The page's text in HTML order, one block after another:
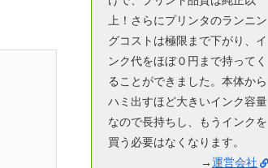
上！さらにプリンタのランニン
グコストは極限まで下がり、イ
ンク代をほぼ０円まで持ってく
ることができました。本体から
ハミ出すほど大きいインク容量
なので長持ちし、もうインクを
買う必要はなくなります。
→運営会社